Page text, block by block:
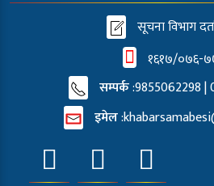
सूचना विभाग
१६१७/०७६-
सम्पर्क:9855062298 |
इमेल: